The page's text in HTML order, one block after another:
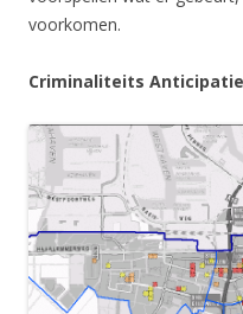
voorkomen.
Criminaliteits Anticipatie